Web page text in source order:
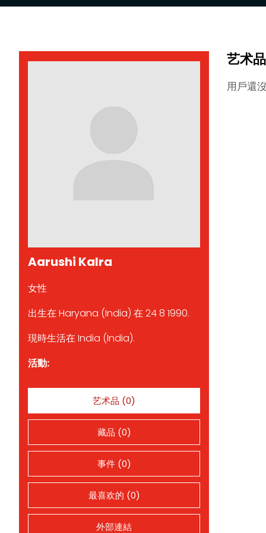
Aarushi Kalra
女性
出生在 Haryana (India) 在 24 8 1990.
現時生活在 India (India).
活動:
艺术品 (0)
藏品 (0)
事件 (0)
最喜欢的 (0)
外部連結
艺术品
用戶還